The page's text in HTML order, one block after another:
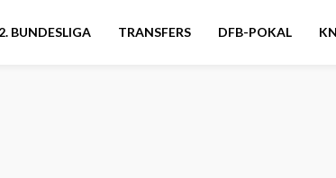
2. BUNDESLIGA TRANSFERS DFB-POKAL